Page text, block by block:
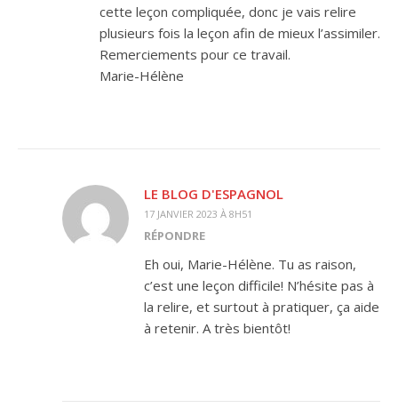
cette leçon compliquée, donc je vais relire
plusieurs fois la leçon afin de mieux l’assimiler.
Remerciements pour ce travail.
Marie-Hélène
LE BLOG D'ESPAGNOL
17 JANVIER 2023 À 8H51
RÉPONDRE
Eh oui, Marie-Hélène. Tu as raison,
c’est une leçon difficile! N’hésite pas à
la relire, et surtout à pratiquer, ça aide
à retenir. A très bientôt!